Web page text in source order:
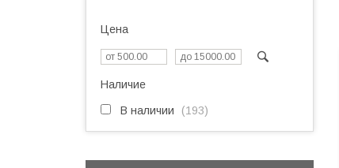
Цена
Наличие
В наличии 193